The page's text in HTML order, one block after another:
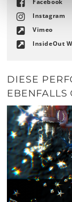
Facebook
Instagram
Vimeo
InsideOut
DIESE
EBENFALLS